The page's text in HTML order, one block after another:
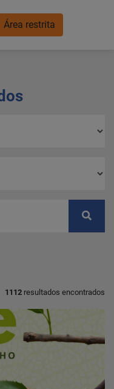
Área restrita
1112 resultados encontrados